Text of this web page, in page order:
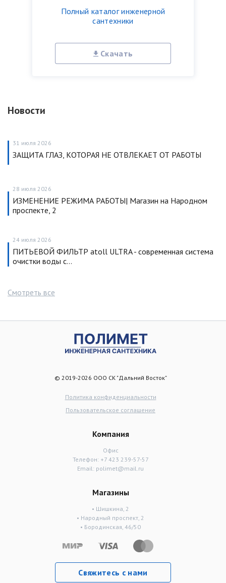
Полный каталог инженерной
сантехники
Скачать
Новости
31 июля 2026
ЗАЩИТА ГЛАЗ, КОТОРАЯ НЕ ОТВЛЕКАЕТ ОТ РАБОТЫ
28 июля 2026
ИЗМЕНЕНИЕ РЕЖИМА РАБОТЫ| Магазин на Народном
проспекте, 2
24 июля 2026
ПИТЬЕВОЙ ФИЛЬТР atoll ULTRA - современная система
очистки воды с…
Смотреть все
© 2019-2026 ООО СК "Дальний Восток"
Политика конфиденциальности
Пользовательское соглашение
Компания
Офис
Телефон: +7 423 239-57-57
Email: polimet@mail.ru
Магазины
• Шишкина, 2
• Народный проспект, 2
• Бородинская, 46/50
Свяжитесь с нами